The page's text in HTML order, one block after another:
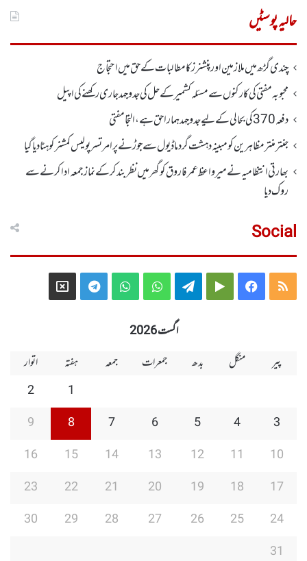
حالیہ پوسٹیں
چندی گڑھ میں ملازمین اور پنشنرز کا مطالبات کے حق میں احتجاج
محبوبہ مفتی کی کارکنوں سے مسئلہ کشمیر کے حل کی جدوجہد جاری رکھنے کی اپیل
دفعہ370کی بحالی کے لیے جدوجہد ہمارا حق ہے، التجا مفتی
جنتر منتر مظاہرین کو مبینہ دہشت گرد ماڈیول سے جوڑنے پر امرتسر پولیس کمشنر کو ہٹا دیاگیا
بھارتی انتظامیہ نے میر واعظ عمر فاروق کو گھر میں نظر بندکر کے نماز جمعہ ادا کرنے سے
روک دیا
Social
RSS
Facebook
Google
Telegram
WhatsApp
WhatsApp
Telegram
X
اگست 2026
پیر
منگل بدھ جمعرات جمعہ ہفتہ
اتوار
1
2
3
4
5
6
7
8
9
10
11
12
13
14
15
16
17
18
19
20
21
22
23
24
25
26
27
28
29
30
31